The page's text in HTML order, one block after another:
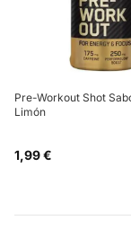
Pre-Workout Shot
Limón
1,99 €